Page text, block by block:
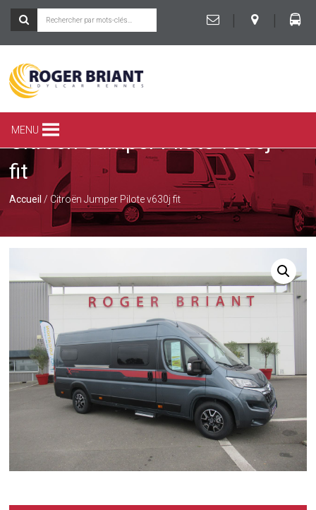
|
|
ROGER
BRIANT
SPÉCIALISTE
CAR
DE
CARAVANE
À
RENNES
MENU
Citroën Jumper Pilote v630j
fit
Accueil / Citroën Jumper Pilote v630j fit